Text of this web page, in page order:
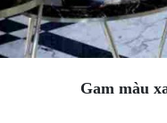
Gam màu